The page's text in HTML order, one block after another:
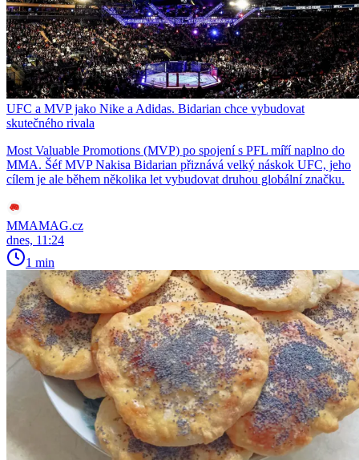
UFC a MVP jako Nike a Adidas. Bidarian chce vybudovat
skutečného rivala
Most Valuable Promotions (MVP) po spojení s PFL míří naplno do
MMA. Šéf MVP Nakisa Bidarian přiznává velký náskok UFC, jeho
cílem je ale během několika let vybudovat druhou globální značku.
MMAMAG.cz
dnes, 11:24
1 min